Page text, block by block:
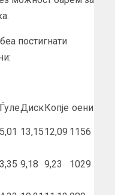
постигнати
ЃулеДиск Копје оени
5,01 13,1512,09 1156
3,35 9,18 9,23 1029